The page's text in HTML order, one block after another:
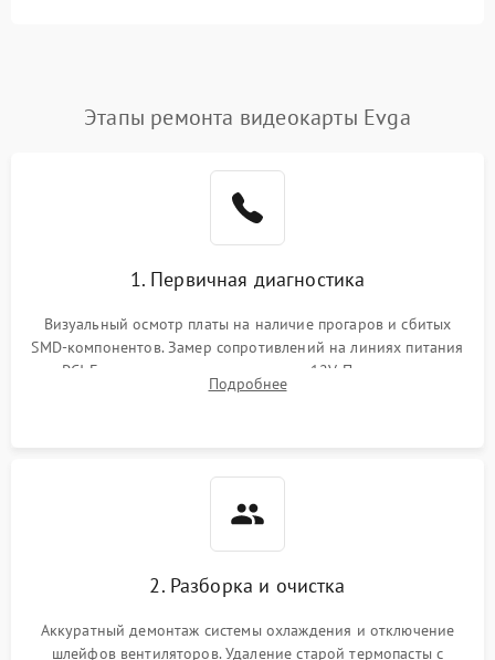
Этапы ремонта видеокарты Evga
1. Первичная диагностика
Визуальный осмотр платы на наличие прогаров и сбитых
SMD-компонентов. Замер сопротивлений на линиях питания
PCI-E и дополнительных разъемах 12V. Проверка на
короткое замыкание основных дросселей питания GPU и
Подробнее
2. Разборка и очистка
Аккуратный демонтаж системы охлаждения и отключение
шлейфов вентиляторов. Удаление старой термопасты с